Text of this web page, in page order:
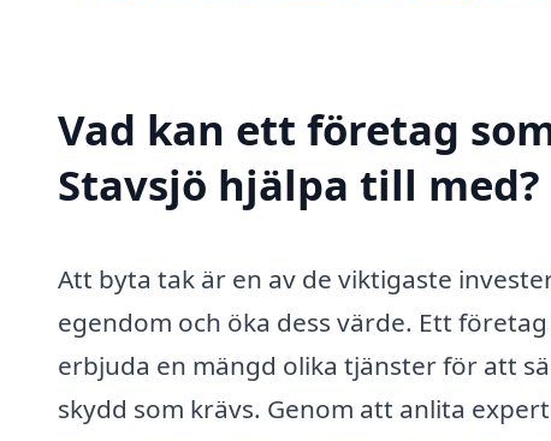
Vad kan ett företag
Stavsjö hjälpa till med?
Att byta tak är en av de viktigaste
egendom och öka dess värde. Ett
erbjuda en mängd olika tjänster för att
skydd som krävs. Genom att anlita